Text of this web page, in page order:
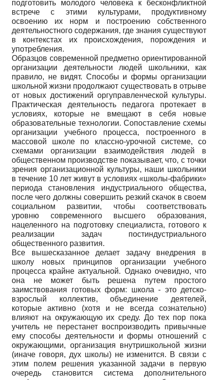
подготовить молодого человека к бесконфликтной
встрече с этими культурами, продуктивному
освоению их норм и построению собственного
деятельностного содержания, где знания существуют
в контекстах их происхождения, порождения и
употребления.
Образцов современной предметно ориентированной
организации деятельности людей школьники, как
правило, не видят. Способы и формы организации
школьной жизни продолжают существовать в отрыве
от новых достижений оргуправленческой культуры.
Практическая деятельность педагога протекает в
условиях, которые не вмещают в себя новые
образовательные технологии. Сопоставление схемы
организации учебного процесса, построенного в
массовой школе по классно-урочной системе, со
схемами организации взаимодействия людей в
общественном производстве показывает, что, с точки
зрения организационной культуры, наши школьники
в течение 10 лет живут в условиях «школы-фабрики»
периода становления индустриального общества,
после чего должны совершить резкий скачок в своем
социальном развитии, чтобы соответствовать
уровню современного высшего образования,
нацеленного на подготовку специалиста, готового к
реализации задач постиндустриального
общественного развития.
Все вышесказанное делает задачу внедрения в
школу новых принципов организации учебного
процесса крайне актуальной. Однако очевидно, что
она не может быть решена путем простого
заимствования готовых форм: школа - это детско-
взрослый коллектив, объединение деятелей,
которые активно (хотя и не всегда сознательно)
влияют на окружающую их среду. До тех пор пока
учитель не перестанет воспроизводить привычные
ему способы деятельности и формы отношений с
окружающими, организация внутришкольной жизни
(иначе говоря, дух школы) не изменится. В связи с
этим полем решения указанной задачи в первую
очередь становится система дополнительного